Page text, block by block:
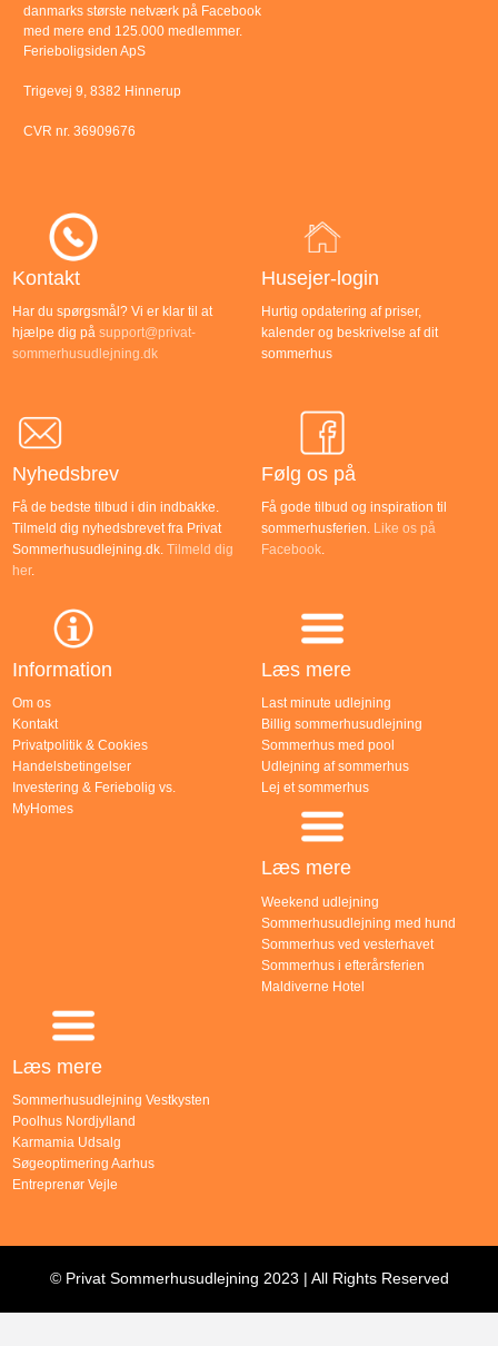
danmarks største netværk på Facebook
med mere end 125.000 medlemmer.
Ferieboligsiden ApS
Trigevej 9, 8382 Hinnerup
CVR nr. 36909676
Kontakt
Har du spørgsmål? Vi er klar til at
hjælpe dig på support@privat-
sommerhusudlejning.dk
Husejer-login
Hurtig opdatering af priser,
kalender og beskrivelse af dit
sommerhus
Nyhedsbrev
Få de bedste tilbud i din indbakke.
Tilmeld dig nyhedsbrevet fra Privat
Sommerhusudlejning.dk.Tilmeld dig
her.
Følg os på
Få gode tilbud og inspiration til
sommerhusferien. Like os på
Facebook.
Information
Om os
Kontakt
Privatpolitik & Cookies
Handelsbetingelser
Investering & Feriebolig vs.
MyHomes
Læs mere
Last minute udlejning
Billig sommerhusudlejning
Sommerhus med pool
Udlejning af sommerhus
Lej et sommerhus
Læs mere
Weekend udlejning
Sommerhusudlejning med hund
Sommerhus ved vesterhavet
Sommerhus i efterårsferien
Maldiverne Hotel
Læs mere
Sommerhusudlejning Vestkysten
Poolhus Nordjylland
Karmamia Udsalg
Søgeoptimering Aarhus
Entreprenør Vejle
© Privat Sommerhusudlejning 2023 | All Rights Reserved